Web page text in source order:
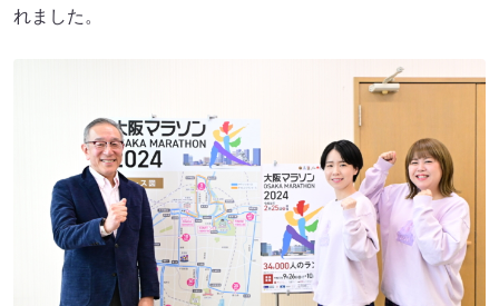
れました。